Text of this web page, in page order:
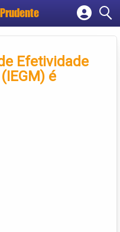
empresa
Efetividade
é